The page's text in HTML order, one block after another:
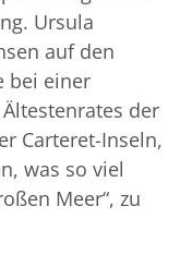
Ursula
auf den
bei einer
der
Carteret-Inseln,
was so viel
Meer“, zu